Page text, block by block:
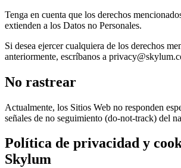
Tenga en cuenta que los derechos
extienden a los Datos no Personales.
Si desea ejercer cualquiera de los derechos
anteriormente, escríbanos a
No rastrear
Actualmente, los Sitios Web no responden
señales de no seguimiento (do-not-track) del
Política de privacidad y
Skylum